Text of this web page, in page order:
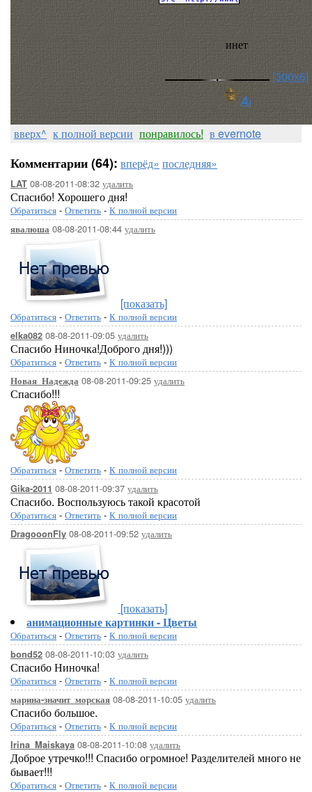
инет
[300x6]
Arnusha
вверх^ к полной версии понравилось! в evernote
Комментарии (64): вперёд» последняя»
LAT 08-08-2011-08:32 удалить
Спасибо! Хорошего дня!
Обратиться - Ответить - К полной версии
явалюша 08-08-2011-08:44 удалить
[показать]
Обратиться - Ответить - К полной версии
elka082 08-08-2011-09:05 удалить
Спасибо Ниночка!Доброго дня!)))
Обратиться - Ответить - К полной версии
Новая_Надежда 08-08-2011-09:25 удалить
Спасибо!!!
Обратиться - Ответить - К полной версии
Gika-2011 08-08-2011-09:37 удалить
Спасибо. Воспользуюсь такой красотой
Обратиться - Ответить - К полной версии
DragooonFly 08-08-2011-09:52 удалить
[показать]
анимационные картинки - Цветы
Обратиться - Ответить - К полной версии
bond52 08-08-2011-10:03 удалить
Спасибо Ниночка!
Обратиться - Ответить - К полной версии
марина-значит_морская 08-08-2011-10:05 удалить
Спасибо большое.
Обратиться - Ответить - К полной версии
Irina_Maiskaya 08-08-2011-10:08 удалить
Доброе утречко!!! Спасибо огромное! Разделителей много не
бывает!!!
Обратиться - Ответить - К полной версии